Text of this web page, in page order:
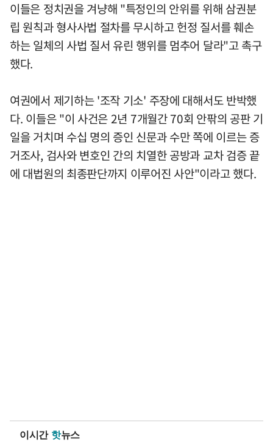
이들은 정치권을 겨냥해 "특정인의 안위를 위해 삼권분
립 원칙과 형사사법 절차를 무시하고 헌정 질서를 훼손
하는 일체의 사법 질서 유린 행위를 멈추어 달라"고 촉구
했다.
여권에서 제기하는 '조작 기소' 주장에 대해서도 반박했
다. 이들은 "이 사건은 2년 7개월간 70회 안팎의 공판 기
일을 거치며 수십 명의 증인 신문과 수만 쪽에 이르는 증
거조사, 검사와 변호인 간의 치열한 공방과 교차 검증 끝
에 대법원의 최종판단까지 이루어진 사안"이라고 했다.
이시간 핫뉴스